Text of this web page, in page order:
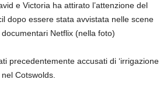
e Victoria ha attirato l’attenzione del
dopo essere stata avvistata nelle scene
Netflix (nella foto)
precedentemente accusati di ‘irrigazione
Cotswolds.